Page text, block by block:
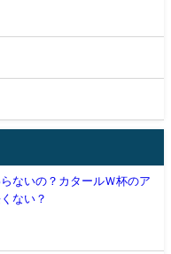
ないの？カタールＷ杯のア
ない？